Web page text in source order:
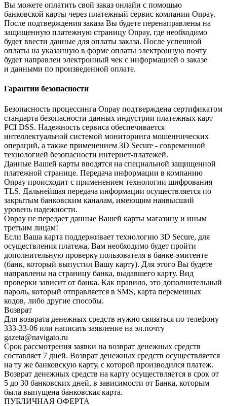
Вы можете оплатить свой заказ онлайн с помощью
банковской карты через платежный сервис компании Onpay.
После подтверждения заказа Вы будете перенаправлены на
защищенную платежную страницу Onpay, где необходимо
будет ввести данные для оплаты заказа. После успешной
оплаты на указанную в форме оплаты электронную почту
будет направлен электронный чек с информацией о заказе
и данными по произведенной оплате.
Гарантии безопасности
Безопасность процессинга Onpay подтверждена сертификатом
стандарта безопасности данных индустрии платежных карт
PCI DSS. Надежность сервиса обеспечивается
интеллектуальной системой мониторинга мошеннических
операций, а также применением 3D Secure - современной
технологией безопасности интернет-платежей.
Данные Вашей карты вводятся на специальной защищенной
платежной странице. Передача информации в компанию
Onpay происходит с применением технологии шифрования
TLS. Дальнейшая передача информации осуществляется по
закрытым банковским каналам, имеющим наивысший
уровень надежности.
Onpay не передает данные Вашей карты магазину и иным
третьим лицам!
Если Ваша карта поддерживает технологию 3D Secure, для
осуществления платежа, Вам необходимо будет пройти
дополнительную проверку пользователя в банке-эмитенте
(банк, который выпустил Вашу карту). Для этого Вы будете
направлены на страницу банка, выдавшего карту. Вид
проверки зависит от банка. Как правило, это дополнительный
пароль, который отправляется в SMS, карта переменных
кодов, либо другие способы.
Возврат
Для возврата денежных средств нужно связаться по телефону
333-33-06 или написать заявление на эл.почту
gazeta@navigato.ru
Срок рассмотрения заявки на возврат денежных средств
составляет 7 дней. Возврат денежных средств осуществляется
на ту же банковскую карту, с которой производился платеж.
Возврат денежных средств на карту осуществляется в срок от
5 до 30 банковских дней, в зависимости от Банка, которым
была выпущена банковская карта.
ПУБЛИЧНАЯ ОФЕРТА